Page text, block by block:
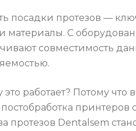
посадки протезов —
материалы. С
совместимость
это работает? Потому
принтеров
протезов Dentalsem